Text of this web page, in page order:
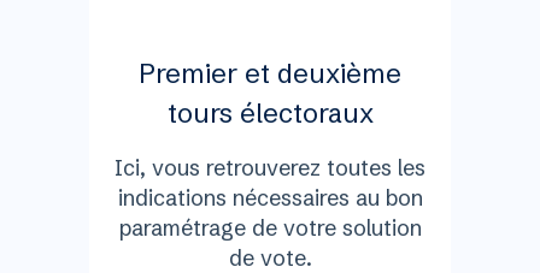
Premier et deuxième
tours électoraux
Ici, vous retrouverez toutes les
indications nécessaires au bon
paramétrage de votre solution
de vote.